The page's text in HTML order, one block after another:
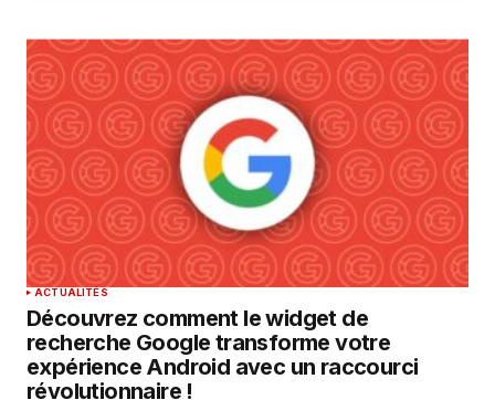
ACTUALITÉS
Découvrez comment le widget de
recherche Google transforme votre
expérience Android avec un raccourci
révolutionnaire !